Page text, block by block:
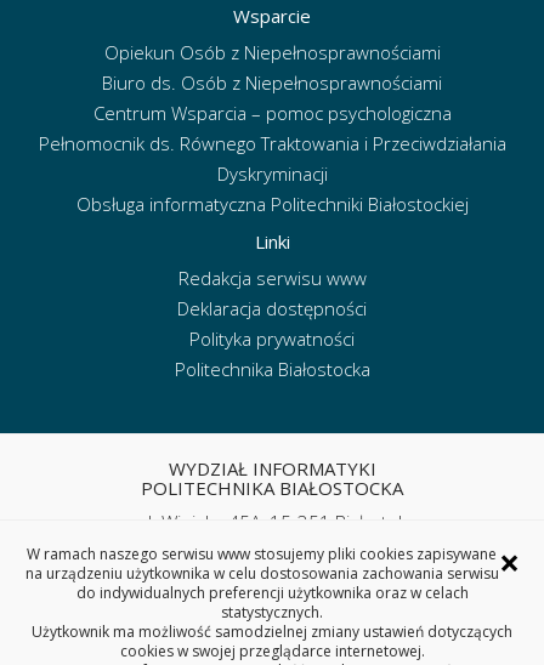
Wsparcie
Opiekun Osób z Niepełnosprawnościami
Biuro ds. Osób z Niepełnosprawnościami
Centrum Wsparcia – pomoc psychologiczna
Pełnomocnik ds. Równego Traktowania i Przeciwdziałania
Dyskryminacji
Obsługa informatyczna Politechniki Białostockiej
Linki
Redakcja serwisu www
Deklaracja dostępności
Polityka prywatności
Politechnika Białostocka
WYDZIAŁ INFORMATYKI
POLITECHNIKA BIAŁOSTOCKA
ul. Wiejska 45A, 15-351 Białystok
tel. sekretariat: (85) 746 90 50
e-mail:wi.sekretariat@pb.edu.pl
REGON: 000001672 | NIP: 542-020-87-21
×
W ramach naszego serwisu www stosujemy pliki cookies zapisywane
na urządzeniu użytkownika w celu dostosowania zachowania serwisu
do indywidualnych preferencji użytkownika oraz w celach
statystycznych.
Użytkownik ma możliwość samodzielnej zmiany ustawień dotyczących
cookies w swojej przeglądarce internetowej.